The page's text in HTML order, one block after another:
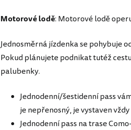
Motorové lodě: Motorové lodě
Jednosměrná jízdenka se pohybuje
Pokud plánujete podnikat tutéž
palubenky.
Jednodenní/šestidenní pass
je nepřenosný, je vystaven
Jednodenní pass na trase